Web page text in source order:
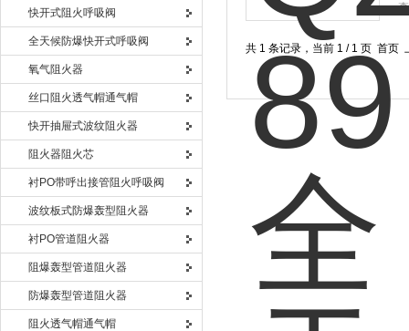
快开式阻火呼吸阀
全天候防爆快开式呼吸阀
氧气阻火器
丝口阻火透气帽通气帽
快开抽屉式波纹阻火器
阻火器阻火芯
衬PO带呼出接管阻火呼吸阀
波纹板式防爆轰型阻火器
衬PO管道阻火器
阻爆轰型管道阻火器
防爆轰型管道阻火器
阻火透气帽通气帽
共 1 条记录，当前 1 / 1 页 首页